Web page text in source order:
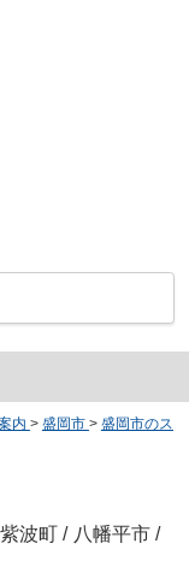
内 > 盛岡市 > 盛岡市のス
波町 / 八幡平市 /